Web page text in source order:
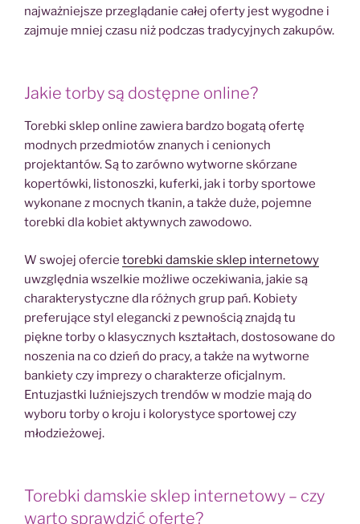
najważniejsze przeglądanie całej oferty jest wygodne i
zajmuje mniej czasu niż podczas tradycyjnych zakupów.
Jakie torby są dostępne online?
Torebki sklep online zawiera bardzo bogatą ofertę
modnych przedmiotów znanych i cenionych
projektantów. Są to zarówno wytworne skórzane
kopertówki, listonoszki, kuferki, jak i torby sportowe
wykonane z mocnych tkanin, a także duże, pojemne
torebki dla kobiet aktywnych zawodowo.
W swojej ofercie torebki damskie sklep internetowy
uwzględnia wszelkie możliwe oczekiwania, jakie są
charakterystyczne dla różnych grup pań. Kobiety
preferujące styl elegancki z pewnością znajdą tu
piękne torby o klasycznych kształtach, dostosowane do
noszenia na co dzień do pracy, a także na wytworne
bankiety czy imprezy o charakterze oficjalnym.
Entuzjastki luźniejszych trendów w modzie mają do
wyboru torby o kroju i kolorystyce sportowej czy
młodzieżowej.
Torebki damskie sklep internetowy – czy
warto sprawdzić ofertę?